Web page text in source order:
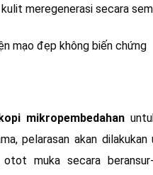
meregenerasi secara
mikropembedahan
pelarasan akan dilakukan
muka secara